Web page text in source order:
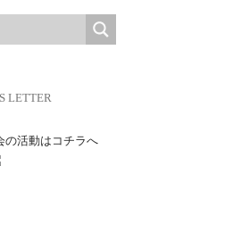
の活動はコチラへ